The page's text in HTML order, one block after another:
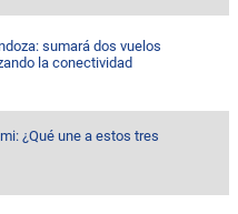
sumará dos vuelos
la conectividad
¿Qué une a estos tres